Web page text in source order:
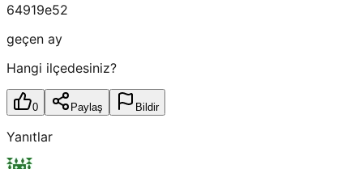
64919e52
geçen ay
Hangi ilçedesiniz?
0 Paylaş Bildir
Yanıtlar